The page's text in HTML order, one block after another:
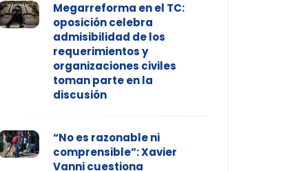
Megarreforma en el TC:
oposición celebra
admisibilidad de los
requerimientos y
organizaciones civiles
toman parte en la
discusión
“No es razonable ni
comprensible”: Xavier
Vanni cuestiona